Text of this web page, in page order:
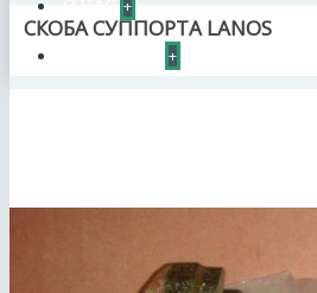
+
+
СКОБА СУППОРТА LANOS